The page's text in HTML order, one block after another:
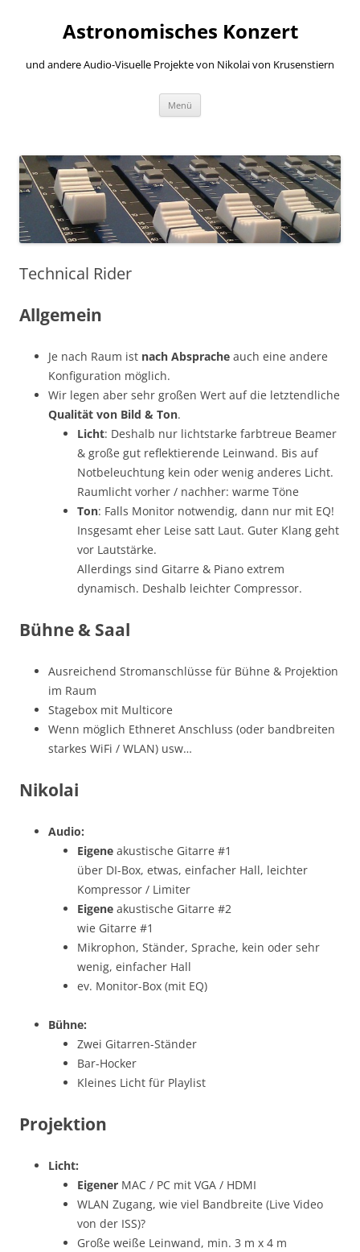
springenAstronomisches Konzert
und andere Audio-Visuelle Projekte von Nikolai von Krusenstiern
Menü
Technical Rider
Allgemein
Je nach Raum ist nach Absprache auch eine andere
Konfiguration möglich.
Wir legen aber sehr großen Wert auf die letztendliche
Qualität von Bild & Ton.
Licht: Deshalb nur lichtstarke farbtreue Beamer
& große gut reflektierende Leinwand. Bis auf
Notbeleuchtung kein oder wenig anderes Licht.
Raumlicht vorher / nachher: warme Töne
Ton: Falls Monitor notwendig, dann nur mit EQ!
Insgesamt eher Leise satt Laut. Guter Klang geht
vor Lautstärke.
Allerdings sind Gitarre & Piano extrem
dynamisch. Deshalb leichter Compressor.
Bühne & Saal
Ausreichend Stromanschlüsse für Bühne & Projektion
im Raum
Stagebox mit Multicore
Wenn möglich Ethneret Anschluss (oder bandbreiten
starkes WiFi / WLAN) usw…
Nikolai
Audio:
Eigene akustische Gitarre #1
über DI-Box, etwas, einfacher Hall, leichter
Kompressor / Limiter
Eigene akustische Gitarre #2
wie Gitarre #1
Mikrophon, Ständer, Sprache, kein oder sehr
wenig, einfacher Hall
ev. Monitor-Box (mit EQ)
Bühne:
Zwei Gitarren-Ständer
Bar-Hocker
Kleines Licht für Playlist
Projektion
Licht:
Eigener MAC / PC mit VGA / HDMI
WLAN Zugang, wie viel Bandbreite (Live Video
von der ISS)?
Große weiße Leinwand, min. 3 m x 4 m